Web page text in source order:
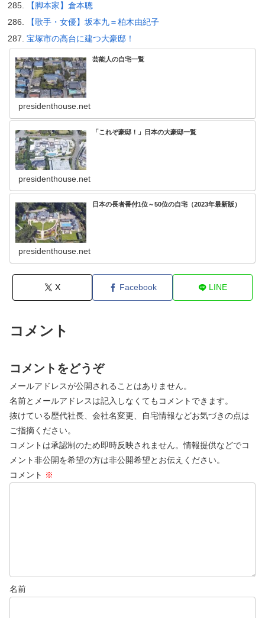
【脚本家】倉本聰
【歌手・女優】坂本九＝柏木由紀子
宝塚市の高台に建つ大豪邸！
芸能人の自宅一覧
presidenthouse.net
「これぞ豪邸！」日本の大豪邸一覧
presidenthouse.net
日本の長者番付1位～50位の自宅（2023年最新版）
presidenthouse.net
X Facebook LINE
コメント
コメントをどうぞ
メールアドレスが公開されることはありません。
名前とメールアドレスは記入しなくてもコメントできます。
抜けている歴代社長、会社名変更、自宅情報などお気づきの点は
ご指摘ください。
コメントは承認制のため即時反映されません。情報提供などでコ
メント非公開を希望の方は非公開希望とお伝えください。
コメント ※
名前